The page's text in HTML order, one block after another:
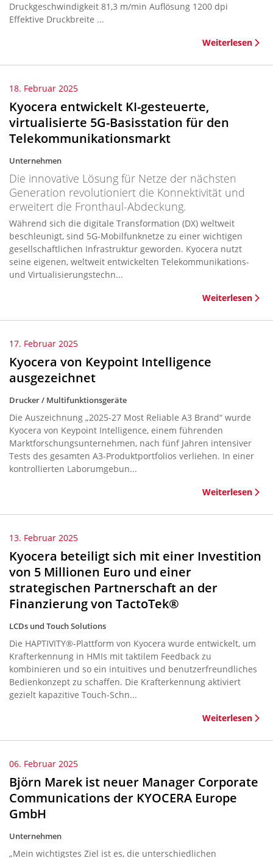
Druckgeschwindigkeit 81,3 m/min Auflösung 1200 dpi
Effektive Druckbreite ...
Weiterlesen
18. Februar 2025
Kyocera entwickelt KI-gesteuerte,
virtualisierte 5G-Basisstation für den
Telekommunikationsmarkt
Unternehmen
Die innovative Lösung für Netze der nächsten
Generation revolutioniert die Konnektivität und
erweitert die Fronthaul-Abdeckung.
Während sich die digitale Transformation (DX) weltweit
beschleunigt, sind 5G-Mobilfunknetze zu einer wichtigen
gesellschaftlichen Infrastruktur geworden. Kyocera nutzt
seine eigenen, weltweit entwickelten Telekommunikations-
und Virtualisierungstechn...
Weiterlesen
17. Februar 2025
Kyocera von Keypoint Intelligence
ausgezeichnet
Drucker / Multifunktionsgeräte
Die Auszeichnung „2025-27 Most Reliable A3 Brand“ wurde
Kyocera von Keypoint Intelligence, einem führenden
Marktforschungsunternehmen, nach fünf Jahren intensiver
Tests des gesamten A3-Produktportfolios verliehen. In einer
kontrollierten Laborumgebun...
Weiterlesen
13. Februar 2025
Kyocera beteiligt sich mit einer Investition
von 5 Millionen Euro und einer
strategischen Partnerschaft an der
Finanzierung von TactoTek®
LCDs und Touch Solutions
Die HAPTIVITY®-Plattform von Kyocera wurde entwickelt, um
Krafterkennung in HMIs mit taktilem Feedback zu
kombinieren und so ein intuitives und benutzerfreundliches
Bedienkonzept zu schaffen. Die Krafterkennung aktiviert
gezielt kapazitive Touch-Schn...
Weiterlesen
06. Februar 2025
Björn Marek ist neuer Manager Corporate
Communications der KYOCERA Europe
GmbH
Unternehmen
„Mein wichtigstes Ziel ist es, die unterschiedlichen